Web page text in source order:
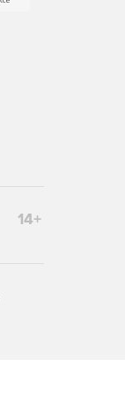
14+